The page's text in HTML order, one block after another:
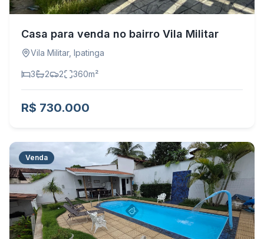
Casa para venda no bairro Vila Militar
Vila Militar, Ipatinga
3 2 2 360m²
R$ 730.000
Venda